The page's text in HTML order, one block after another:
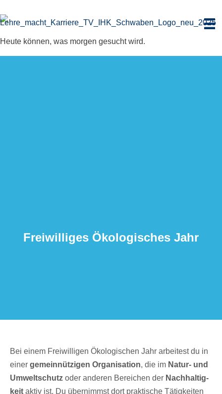
Inhalt
Heute können, was morgen gesucht wird.
Frei­wil­li­ges Ökolo­gi­sches Jahr
Bei einem Frei­wil­li­gen Ökolo­gi­schen Jahr arbei­test du in
einer gemein­nüt­zi­gen Orga­ni­sa­tion, die im Natur- und
Umwelt­schutz oder ande­ren Berei­chen der Nach­hal­tig­
keit aktiv ist. Du über­nimmst dort prak­ti­sche Tätig­kei­ten